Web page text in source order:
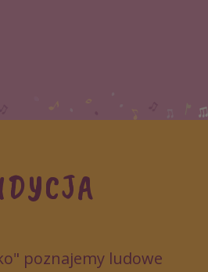
poznajemy ludowe